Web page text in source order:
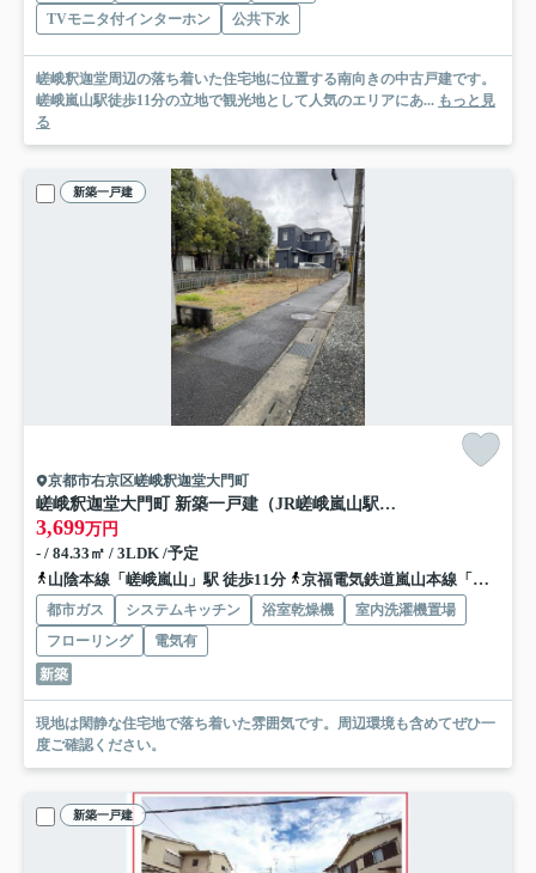
TVモニタ付インターホン
公共下水
嵯峨釈迦堂周辺の落ち着いた住宅地に位置する南向きの中古戸建です。
嵯峨嵐山駅徒歩11分の立地で観光地として人気のエリアにあ... もっと見
る
新築一戸建
京都市右京区嵯峨釈迦堂大門町
嵯峨釈迦堂大門町 新築一戸建（JR嵯峨嵐山駅徒歩8分）
3,699万円
- / 84.33㎡ / 3LDK /予定
山陰本線「嵯峨嵐山」駅 徒歩11分
京福電気鉄道嵐山本線「嵐山」駅 徒歩10分
都市ガス システムキッチン 浴室乾燥機
室内洗濯機置場
フローリング
電気有
新築
現地は閑静な住宅地で落ち着いた雰囲気です。周辺環境も含めてぜひ一
度ご確認ください。
新築一戸建